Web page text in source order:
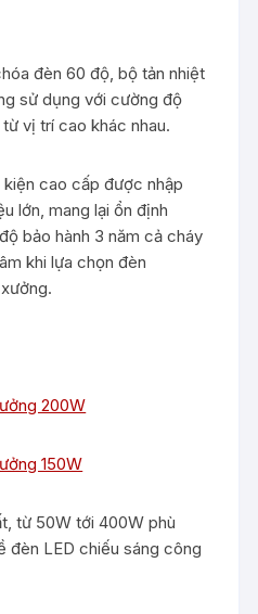
đèn 60 độ, bộ tản nhiệt
sử dụng với cường độ
vị trí cao khác nhau.
cao cấp được nhập
lớn, mang lại ổn định
bảo hành 3 năm cả cháy
khi lựa chọn đèn
200W
150W
từ 50W tới 400W phù
đèn LED chiếu sáng công